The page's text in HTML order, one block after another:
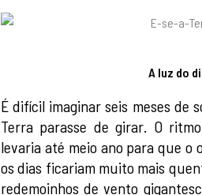
A luz do
É difícil imaginar seis meses de
Terra parasse de girar. O
levaria até meio ano para que o
os dias ficariam muito mais
redemoinhos de vento